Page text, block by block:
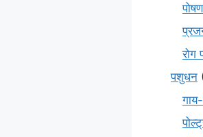
पोषण
रोग
पशुधन